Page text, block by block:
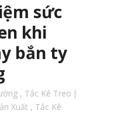
sức
khi
bắn ty
, Tắc Kê Treo
Xuất , Tắc Kê